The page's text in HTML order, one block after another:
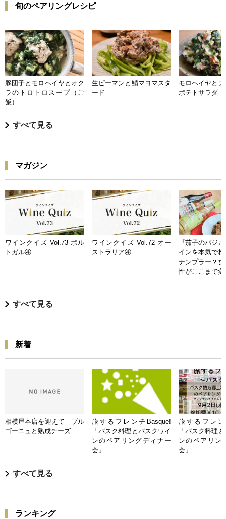
旬のペアリングレシピ
豚団子とモロヘイヤとオク
ラのトロトロスープ（ご
飯）
生ピーマンと鯖マヨマスタ
ード
モロヘイヤと
ポテトサラダ
すべて見る
マガジン
ワインクイズ Vol.73 ポル
トガル④
ワインクイズ Vol.72 オー
ストラリア④
『茄子のバジ
インを本気で
ナンプラー？
性がここまで
すべて見る
新着
相模屋本店を迎えて―ブル
ゴーニュと熟成チーズ
旅するフレンチBasque!
「バスク料理とバスクワイ
ンのペアリングディナー
会」
旅するフレン
「バスク料理
ンのペアリン
会」
すべて見る
ランキング